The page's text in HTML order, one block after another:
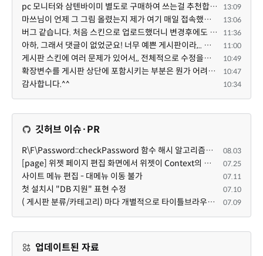
pc 모니터와 삼텐바이미 별도로 구매하여 쓰는걸 추천합니다 ^^ 13:09
마쓰님이 언제 그 그림 올렸는지 제가 여기 매일 접속했는데 요 아래 제 댓글 밑에 새댓글이 없어 새댓글이 ... 13:06
버그 같습니다. 처음 스킨으로 업로드했더니 변경후에도 스킨으로 남아있네요. 11:36
아하, 그래서 댓글이 없었군요! 너무 예쁜 게시판이라,.. 넘넘 감사드립니다! 천천히 하세요 ^^ 11:00
게시판 스킨에 여러 문제가 있어서,, 전체적으로 수정을해서 업데이트 하겠습니다! 10:49
확장변수를 게시판 상단에 포함시키는 부분은 뭔가 어려우신 작업인가보네요~ 10:47
감사합니다.^^ 10:34
깃허브 이슈·PR
R\F\Password::checkPassword 함수 해시 알고리즘을 암시적으로 호출하는 경우 Argon2id 해시 비교 실패 08.03
[page] 위젯 페이지 편집 화면에서 위젯이 Context의 module_info를 덮어쓰면 저장이 ERR_ACT_IS_NOT_STANDALONE으로 실패 07.25
사이트 메뉴 편집 - 대메뉴 이동 불가 07.11
첫 설치시 "DB 지원" 표현 수정 07.10
( 게시판 분류/카테고리) 마다 개별적으로 타이틀브라우저 제목 및 seo설명 넣을 수 있으면 어떨지 해서 글 등록해봅니다. 07.09
업데이트된 자료